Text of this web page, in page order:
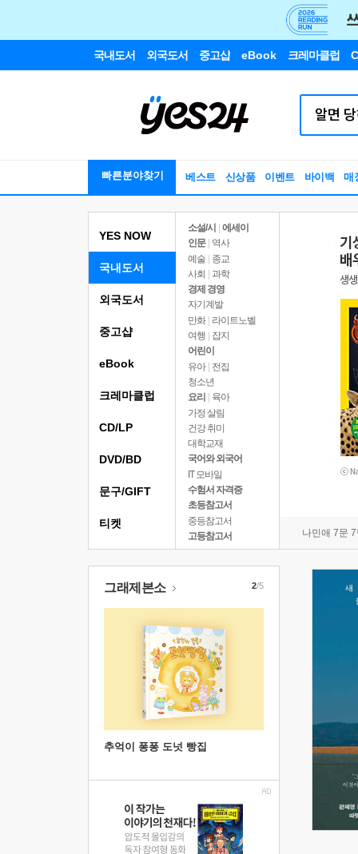
국내도서 외국도서 중고샵 eBook 크레마클럽
빠른분야찾기 베스트 신상품 이벤트 바이백 매
YES NOW
국내도서
소설/시
에세이
인문
역사
예술 | 종교
사회 | 과학
경제 경영
자기계발
만화 | 라이트노벨
여행
잡지
어린이
유아 | 전집
청소년
요리
육아
가정 살림
건강 취미
대학교재
국어와 외국어
IT 모바일
수험서 자격증
초등참고서
중등참고서
고등참고서
나민애 7문
외국도서
중고샵
eBook
크레마클럽
CD/LP
DVD/BD
문구/GIFT
티켓
그래제본소
추억이 퐁퐁 도넛 빵집
2/5